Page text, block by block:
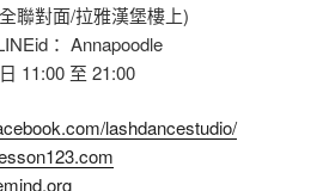
聯對面/拉雅漢堡樓上)
： Annapoodle
11:00 至 21:00
lashdancestudio/